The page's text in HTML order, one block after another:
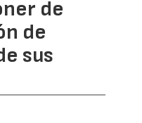
de
de
sus